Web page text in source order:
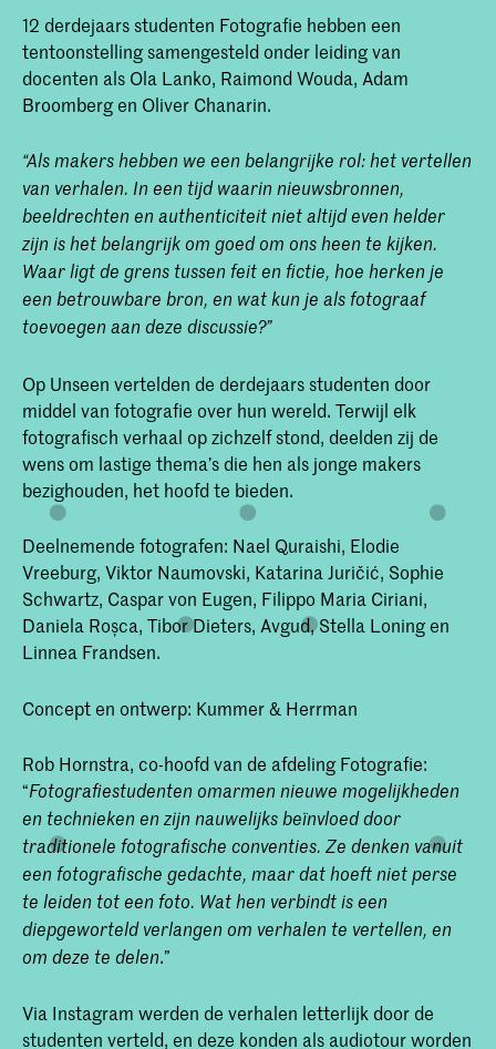
12 derdejaars studenten Fotografie hebben een
tentoonstelling samengesteld onder leiding van
docenten als Ola Lanko, Raimond Wouda, Adam
Broomberg en Oliver Chanarin.
“Als makers hebben we een belangrijke rol: het vertellen
van verhalen. In een tijd waarin nieuwsbronnen,
beeldrechten en authenticiteit niet altijd even helder
zijn is het belangrijk om goed om ons heen te kijken.
Waar ligt de grens tussen feit en fictie, hoe herken je
een betrouwbare bron, en wat kun je als fotograaf
toevoegen aan deze discussie?”
Op Unseen vertelden de derdejaars studenten door
middel van fotografie over hun wereld. Terwijl elk
fotografisch verhaal op zichzelf stond, deelden zij de
wens om lastige thema’s die hen als jonge makers
bezighouden, het hoofd te bieden.
Deelnemende fotografen: Nael Quraishi, Elodie
Vreeburg, Viktor Naumovski, Katarina Juričić, Sophie
Schwartz, Caspar von Eugen, Filippo Maria Ciriani,
Daniela Roșca, Tibor Dieters, Avgud, Stella Loning en
Linnea Frandsen.
Concept en ontwerp: Kummer & Herrman
Rob Hornstra, co-hoofd van de afdeling Fotografie:
“Fotografiestudenten omarmen nieuwe mogelijkheden
en technieken en zijn nauwelijks beïnvloed door
traditionele fotografische conventies. Ze denken vanuit
een fotografische gedachte, maar dat hoeft niet perse
te leiden tot een foto. Wat hen verbindt is een
diepgeworteld verlangen om verhalen te vertellen, en
om deze te delen.”
Via Instagram werden de verhalen letterlijk door de
studenten verteld, en deze konden als audiotour worden